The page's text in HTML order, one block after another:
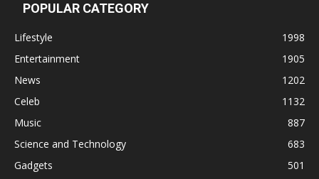
POPULAR CATEGORY
Lifestyle
1998
Entertainment
1905
News
1202
Celeb
1132
Music
887
Science and Technology
683
Gadgets
501